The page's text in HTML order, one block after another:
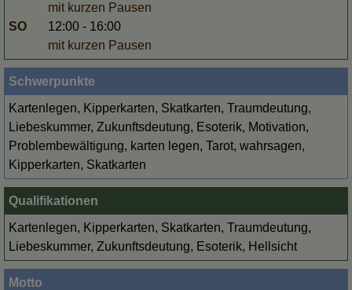
mit kurzen Pausen
SO
12:00 - 16:00
mit kurzen Pausen
Schwerpunkte
Kartenlegen, Kipperkarten, Skatkarten, Traumdeutung,
Liebeskummer, Zukunftsdeutung, Esoterik, Motivation,
Problembewältigung, karten legen, Tarot, wahrsagen,
Kipperkarten, Skatkarten
Qualifikationen
Kartenlegen, Kipperkarten, Skatkarten, Traumdeutung,
Liebeskummer, Zukunftsdeutung, Esoterik, Hellsicht
Motto